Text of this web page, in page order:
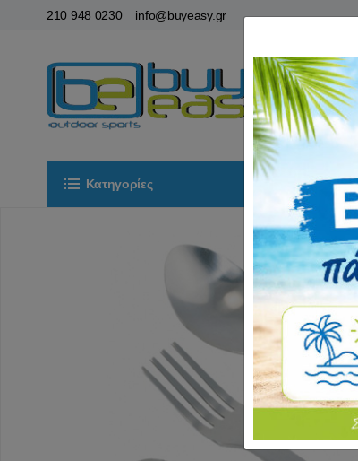
210 948 0230 info@buyeasy.gr
Κατηγορίες Αρχική